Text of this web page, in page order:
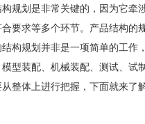
规划是非常关键的，因为它牵
要求等多个环节。产品结构
构规划并非是一项简单的工作
型装配、机械装配、测试、试
整体上进行把握，下面就来了